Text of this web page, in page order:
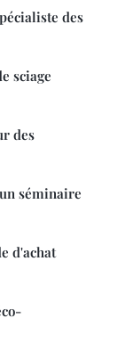
des
sciage
des
séminaire
d'achat